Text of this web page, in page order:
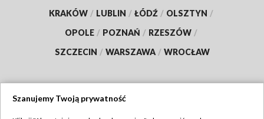
KRAKÓW / LUBLIN / ŁÓDŹ / OLSZTYN /
OPOLE / POZNAŃ / RZESZÓW /
SZCZECIN / WARSZAWA / WROCŁAW
Szanujemy Twoją prywatność